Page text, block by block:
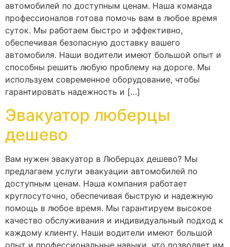
автомобилей по доступным ценам. Наша команда
профессионалов готова помочь вам в любое время
суток. Мы работаем быстро и эффективно,
обеспечивая безопасную доставку вашего
автомобиля. Наши водители имеют большой опыт и
способны решить любую проблему на дороге. Мы
используем современное оборудование, чтобы
гарантировать надежность и […]
Эвакуатор люберцы
дешево
Вам нужен эвакуатор в Люберцах дешево? Мы
предлагаем услуги эвакуации автомобилей по
доступным ценам. Наша компания работает
круглосуточно, обеспечивая быструю и надежную
помощь в любое время. Мы гарантируем высокое
качество обслуживания и индивидуальный подход к
каждому клиенту. Наши водители имеют большой
опыт и профессиональные навыки, что позволяет им